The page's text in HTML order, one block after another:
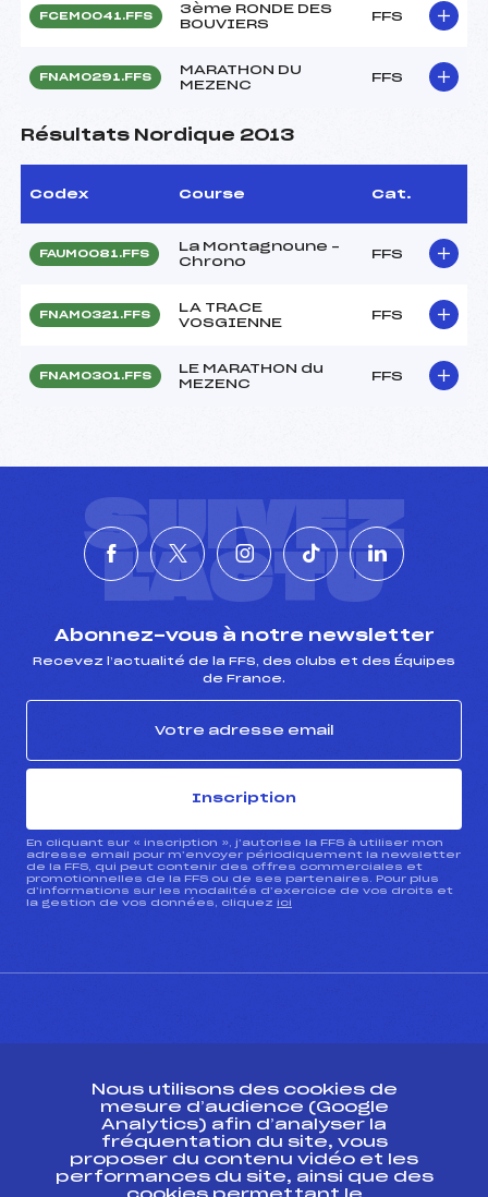
FCEM0041.FFS
3ème RONDE DES
BOUVIERS
FFS
FNAM0291.FFS
MARATHON DU
MEZENC
FFS
Résultats Nordique 2013
Codex Course Cat.
FAUM0081.FFS
La Montagnoune –
Chrono
FFS
FNAM0321.FFS
LA TRACE
VOSGIENNE
FFS
FNAM0301.FFS
LE MARATHON du
MEZENC
FFS
SUIVEZ
L'ACTU
Abonnez-vous à notre newsletter
Recevez l’actualité de la FFS, des clubs et des Équipes
de France.
Inscription
En cliquant sur « inscription », j’autorise la FFS à utiliser mon
adresse email pour m’envoyer périodiquement la newsletter
de la FFS, qui peut contenir des offres commerciales et
promotionnelles de la FFS ou de ses partenaires. Pour plus
d’informations sur les modalités d’exercice de vos droits et
la gestion de vos données, cliquez ici
ESPACE PRESSE
Ressources
Pass’Neige
Nous utilisons des cookies de
mesure d’audience (Google
Analytics) afin d’analyser la
fréquentation du site, vous
proposer du contenu vidéo et les
performances du site, ainsi que des